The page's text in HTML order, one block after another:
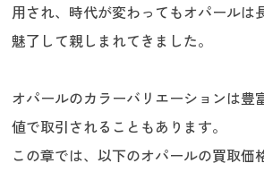
用され、時代が変わってもオパールは
魅了して親しまれてきました。
オパールのカラーバリエーションは豊
値で取引されることもあります。
この章では、以下のオパールの買取価